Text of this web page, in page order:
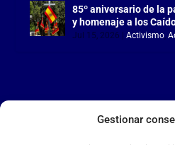
Gestionar
85º aniversario de la
y homenaje a los
Jul 15, 2026 |Activismo,
LA FALANGE